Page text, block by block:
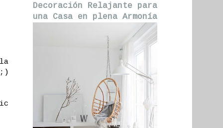
;)
Decoración Relajante para
una Casa en plena Armonía